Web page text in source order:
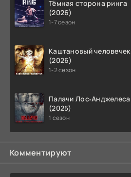
Тёмная сторона ринга
(2026)
1-7 сезон
Каштановый человечек
(2026)
1-2 сезон
Палачи Лос‑Анджелеса
(2025)
1 сезон
Комментируют